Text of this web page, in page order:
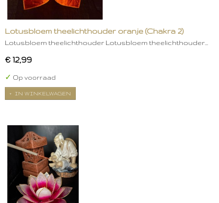
Lotusbloem theelichthouder oranje (Chakra 2)
Lotusbloem theelichthouder Lotusbloem theelichthouder…
€ 12,99
✓ Op voorraad
IN WINKELWAGEN